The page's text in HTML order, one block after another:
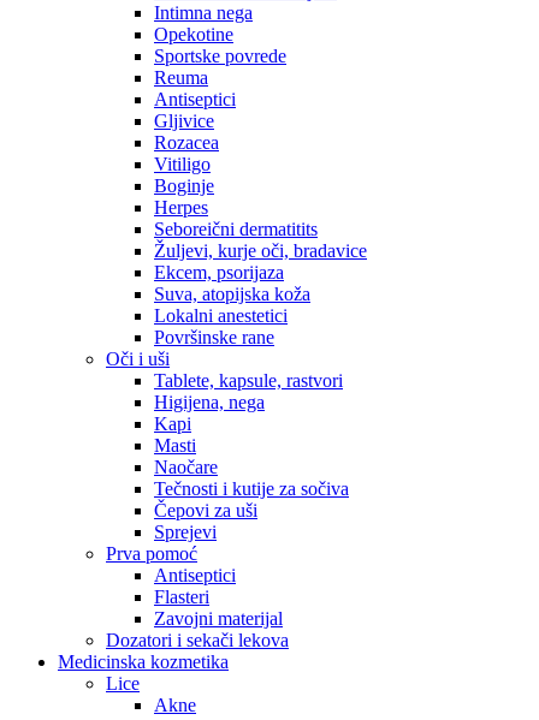
Intimna nega
Opekotine
Sportske povrede
Reuma
Antiseptici
Gljivice
Rozacea
Vitiligo
Boginje
Herpes
Seboreični dermatitits
Žuljevi, kurje oči, bradavice
Ekcem, psorijaza
Suva, atopijska koža
Lokalni anestetici
Površinske rane
Oči i uši
Tablete, kapsule, rastvori
Higijena, nega
Kapi
Masti
Naočare
Tečnosti i kutije za sočiva
Čepovi za uši
Sprejevi
Prva pomoć
Antiseptici
Flasteri
Zavojni materijal
Dozatori i sekači lekova
Medicinska kozmetika
Lice
Akne